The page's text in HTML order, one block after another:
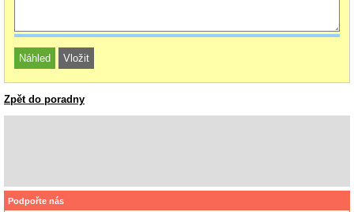
Zpět do poradny
Podpořte nás